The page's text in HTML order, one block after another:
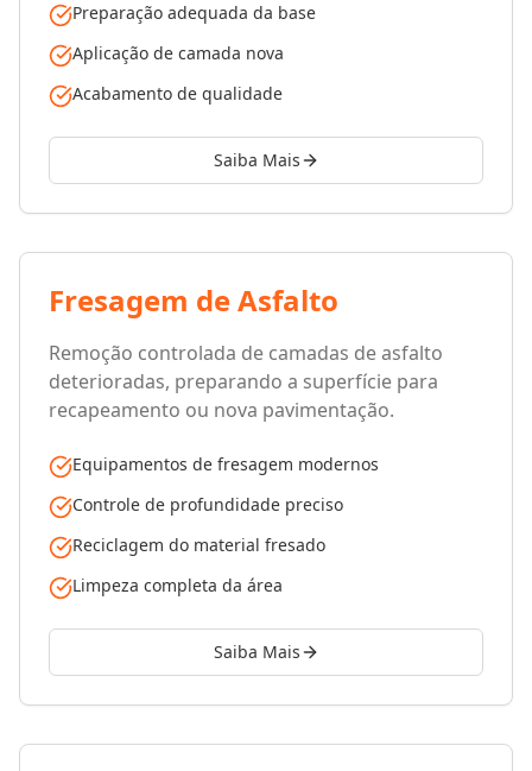
Preparação adequada da base
Aplicação de camada nova
Acabamento de qualidade
Saiba Mais
Fresagem de Asfalto
Remoção controlada de camadas de asfalto
deterioradas, preparando a superfície para
recapeamento ou nova pavimentação.
Equipamentos de fresagem modernos
Controle de profundidade preciso
Reciclagem do material fresado
Limpeza completa da área
Saiba Mais